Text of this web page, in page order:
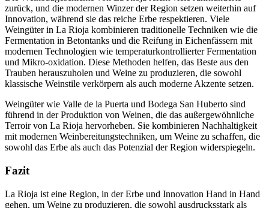
zurück, und die modernen Winzer der Region setzen weiterhin auf
Innovation, während sie das reiche Erbe respektieren. Viele
Weingüter in La Rioja kombinieren traditionelle Techniken wie die
Fermentation in Betontanks und die Reifung in Eichenfässern mit
modernen Technologien wie temperaturkontrollierter Fermentation
und Mikro-oxidation. Diese Methoden helfen, das Beste aus den
Trauben herauszuholen und Weine zu produzieren, die sowohl
klassische Weinstile verkörpern als auch moderne Akzente setzen.
Weingüter wie Valle de la Puerta und Bodega San Huberto sind
führend in der Produktion von Weinen, die das außergewöhnliche
Terroir von La Rioja hervorheben. Sie kombinieren Nachhaltigkeit
mit modernen Weinbereitungstechniken, um Weine zu schaffen, die
sowohl das Erbe als auch das Potenzial der Region widerspiegeln.
Fazit
La Rioja ist eine Region, in der Erbe und Innovation Hand in Hand
gehen, um Weine zu produzieren, die sowohl ausdrucksstark als